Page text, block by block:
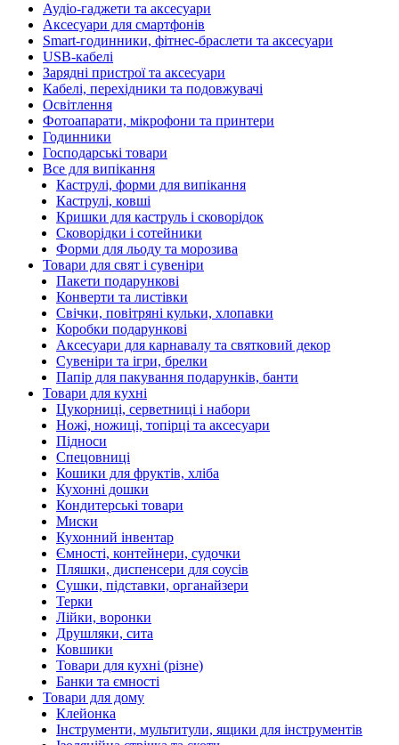
Аудіо-гаджети та аксесуари
Аксесуари для смартфонів
Smart-годинники, фітнес-браслети та аксесуари
USB-кабелі
Зарядні пристрої та аксесуари
Кабелі, перехідники та подовжувачі
Освітлення
Фотоапарати, мікрофони та принтери
Годинники
Господарські товари
Все для випікання
Каструлі, форми для випікання
Каструлі, ковші
Кришки для каструль і сковорідок
Сковорідки і сотейники
Форми для льоду та морозива
Товари для свят і сувеніри
Пакети подарункові
Конверти та листівки
Свічки, повітряні кульки, хлопавки
Коробки подарункові
Аксесуари для карнавалу та святковий декор
Сувеніри та ігри, брелки
Папір для пакування подарунків, банти
Товари для кухні
Цукорниці, серветниці і набори
Ножі, ножиці, топірці та аксесуари
Підноси
Спецовниці
Кошики для фруктів, хліба
Кухонні дошки
Кондитерські товари
Миски
Кухонний інвентар
Ємності, контейнери, судочки
Пляшки, диспенсери для соусів
Сушки, підставки, органайзери
Терки
Лійки, воронки
Друшляки, сита
Ковшики
Товари для кухні (різне)
Банки та ємності
Товари для дому
Клейонка
Інструменти, мультитули, ящики для інструментів